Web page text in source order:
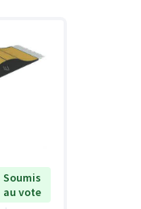
Soumis
au vote